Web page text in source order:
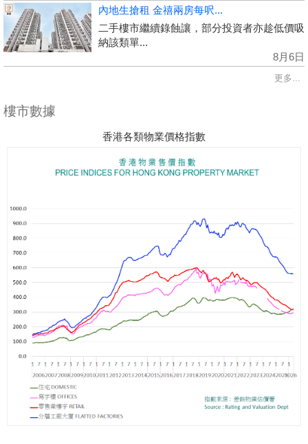
內地生搶租 金禧兩房每呎...
二手樓市繼續錄蝕讓，部分投資者亦趁低價吸
納該類單...
8月6日
更多...
樓市數據
香港各類物業價格指數